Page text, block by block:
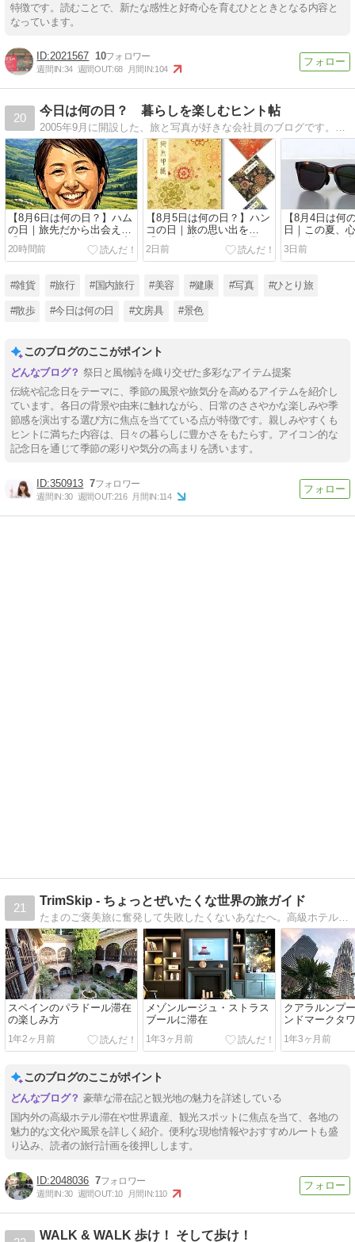
特徴です。読むことで、新たな感性と好奇心を育むひとときとなる内容と
なっています。
2021567 10
週間IN:34 週間OUT:68 月間IN:104
20
今日は何の日？ 暮らしを楽しむヒント帖
2005年9月に開設した、旅と写真が好きな会社員のブログです。「今日は何の日？」をきっかけに、旅・季節・暮らしの楽しみを気ままに発信中。毎日深夜0時頃更新しています。
【8月6日は何の日？】ハム
の日｜旅先だから出会える
「おいしい朝」を探しに出
かけよう
20時間前
【8月5日は何の日？】ハン
コの日｜旅の思い出を
「形」に残す楽しさ、見つ
けてみませんか？
2日前
【8月4日は何
日｜この夏、
に出会う旅へ
か？
3日前
#雑貨 #旅行 #国内旅行 #美容 #健康 #写真 #ひとり旅
#散歩 #今日は何の日 #文房具 #景色
このブログのここがポイント
祭日と風物詩を織り交ぜた多彩なアイテム提案
伝統や記念日をテーマに、季節の風景や旅気分を高めるアイテムを紹介し
ています。各日の背景や由来に触れながら、日常のささやかな楽しみや季
節感を演出する選び方に焦点を当てている点が特徴です。親しみやすくも
ヒントに満ちた内容は、日々の暮らしに豊かさをもたらす。アイコン的な
記念日を通じて季節の彩りや気分の高まりを誘います。
350913 7
週間IN:30 週間OUT:216 月間IN:114
21
TrimSkip - ちょっとぜいたくな世界の旅ガイド
たまのご褒美旅に奮発して失敗したくないあなたへ。高級ホテルや旅先でのリアルな体験を高品質な写真と共にご紹介します。非日常体験の参考にどうぞ。
スペインのパラドール滞在
の楽しみ方
1年2ヶ月前
メゾンルージュ・ストラス
ブールに滞在
1年3ヶ月前
クアラルンプ
ンドマークタ
1年3ヶ月前
このブログのここがポイント
豪華な滞在記と観光地の魅力を詳述している
国内外の高級ホテル滞在や世界遺産、観光スポットに焦点を当て、各地の
魅力的な文化や風景を詳しく紹介。便利な現地情報やおすすめルートも盛
り込み、読者の旅行計画を後押しします。
2048036 7
週間IN:30 週間OUT:10 月間IN:110
WALK & WALK 歩け！ そして歩け！